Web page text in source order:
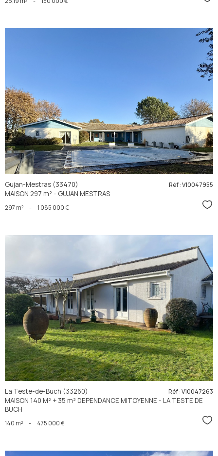
bien
Gujan-Mestras (33470)
MAISON 297 m² - GUJAN MESTRAS
Réf : V10047955
297 m² - 1 085 000 €
voir le
bien
La Teste-de-Buch (33260)
MAISON 140 M² + 35 m² DEPENDANCE MITOYENNE - LA TESTE DE
BUCH
Réf : V10047263
140 m² - 475 000 €